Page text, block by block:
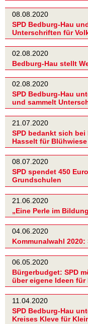
08.08.2020
SPD Bedburg-Hau
Unterschriften für
02.08.2020
Bedburg-Hau stellt
02.08.2020
SPD Bedburg-Hau
und sammelt
21.07.2020
SPD bedankt sich
Hasselt für Blühwiese
08.07.2020
SPD spendet 450
Grundschulen
21.06.2020
„Eine Perle im
04.06.2020
Kommunalwahl
06.05.2020
Bürgerbudget: SPD
über eigene Ideen
11.04.2020
SPD Bedburg-Hau
Kreises Kleve für